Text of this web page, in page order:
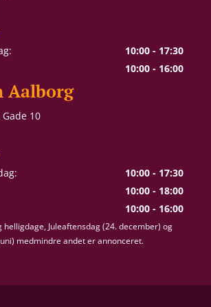
10:00 - 17:30
10:00 - 16:00
Aalborg
10
10:00 - 17:30
10:00 - 18:00
10:00 - 16:00
helligdage, Juleaftensdag (24. december) og
medmindre andet er annonceret.